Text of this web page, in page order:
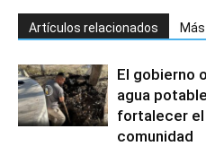
Artículos relacionados
El gobierno
agua
fortalecer
comunidad